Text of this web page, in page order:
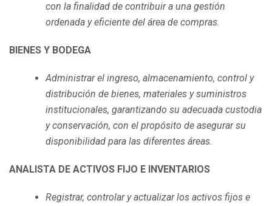
con la finalidad de contribuir a una gestión
ordenada y eficiente del área de compras.
BIENES Y BODEGA
Administrar el ingreso, almacenamiento, control y
distribución de bienes, materiales y suministros
institucionales, garantizando su adecuada custodia
y conservación, con el propósito de asegurar su
disponibilidad para las diferentes áreas.
ANALISTA DE ACTIVOS FIJO E INVENTARIOS
Registrar, controlar y actualizar los activos fijos e